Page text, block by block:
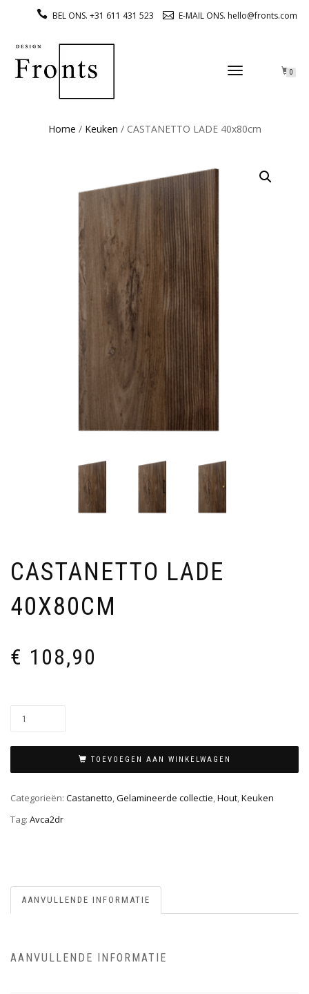
BEL ONS. +31 611 431 523 E-MAIL ONS. hello@fronts.com
TOGGLE
0
Home / Keuken / CASTANETTO LADE 40x80cm
CASTANETTO LADE
40X80CM
€ 108,90
TOEVOEGEN AAN WINKELWAGEN
Categorieën: Castanetto,Gelamineerde collectie,Hout,Keuken
Tag: Avca2dr
AANVULLENDE INFORMATIE
AANVULLENDE INFORMATIE